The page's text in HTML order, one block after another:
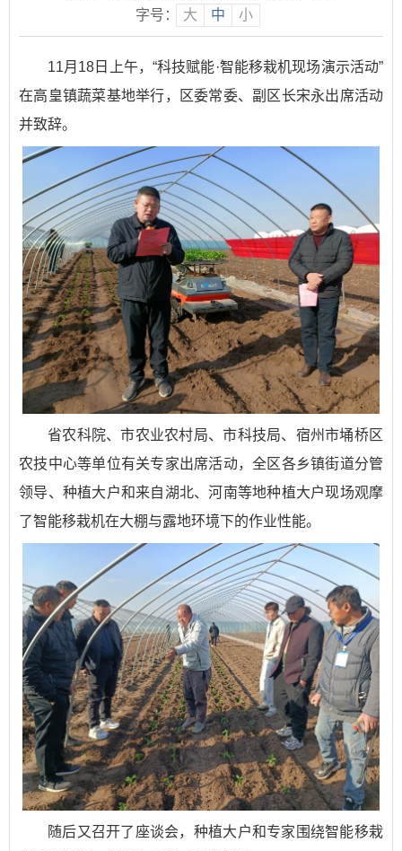
字号：
大 中 小
11月18日上午，“科技赋能·智能移栽机现场演示活动”
在高皇镇蔬菜基地举行，区委常委、副区长宋永出席活动
并致辞。
省农科院、市农业农村局、市科技局、宿州市埇桥区
农技中心等单位有关专家出席活动，全区各乡镇街道分管
领导、种植大户和来自湖北、河南等地种植大户现场观摩
了智能移栽机在大棚与露地环境下的作业性能。
随后又召开了座谈会，种植大户和专家围绕智能移栽